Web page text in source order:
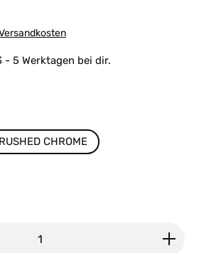
5 Werktagen bei dir.
CHROME
den gewünschten Wert ein